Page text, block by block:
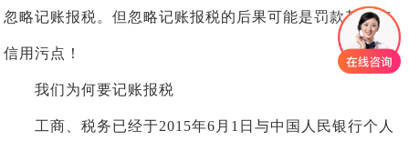
忽略记账报税。但忽略记账报税的后果可能是罚款甚至有
信用污点！
我们为何要记账报税
工商、税务已经于2015年6月1日与中国人民银行个人